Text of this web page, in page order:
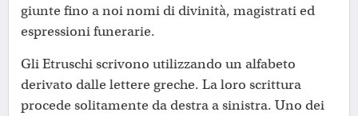
giunte fino a noi nomi di divinità, magistrati ed
espressioni funerarie.
Gli Etruschi scrivono utilizzando un alfabeto
derivato dalle lettere greche. La loro scrittura
procede solitamente da destra a sinistra. Uno dei